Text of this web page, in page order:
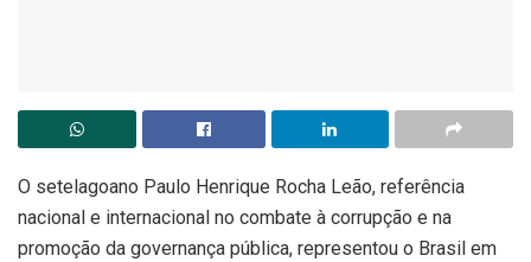
O setelagoano Paulo Henrique Rocha Leão, referência
nacional e internacional no combate à corrupção e na
promoção da governança pública, representou o Brasil em